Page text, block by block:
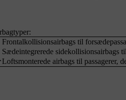
Frontalkollisionsairbags til
Sædeintegrerede sidekollisionsairbags
Loftsmonterede airbags til passagerer,